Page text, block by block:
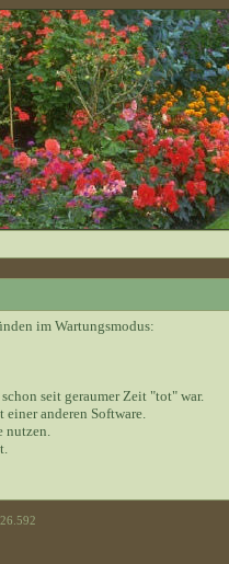
im Wartungsmodus:
seit geraumer Zeit "tot" war.
anderen Software.
nutzen.